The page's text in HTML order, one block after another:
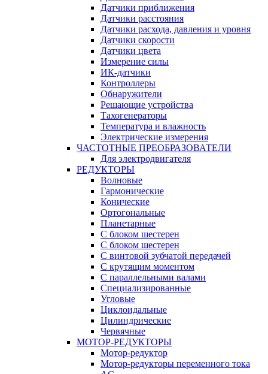
Датчики приближения
Датчики расстояния
Датчики расхода, давления и уровня
Датчики скорости
Датчики цвета
Измерение силы
ИК-датчики
Контроллеры
Обнаружители
Решающие устройства
Тахогенераторы
Температура и влажность
Электрические измерения
ЧАСТОТНЫЕ ПРЕОБРАЗОВАТЕЛИ
Для электродвигателя
РЕДУКТОРЫ
Волновые
Гармонические
Конические
Ортогональные
Планетарные
С блоком шестерен
С блоком шестерен
С винтовой зубчатой передачей
С крутящим моментом
С параллельными валами
Специализированные
Угловые
Циклоидальные
Цилиндрические
Червячные
МОТОР-РЕДУКТОРЫ
Мотор-редуктор
Мотор-редукторы переменного тока